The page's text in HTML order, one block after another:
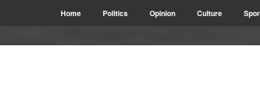
Home Politics Opinion Culture